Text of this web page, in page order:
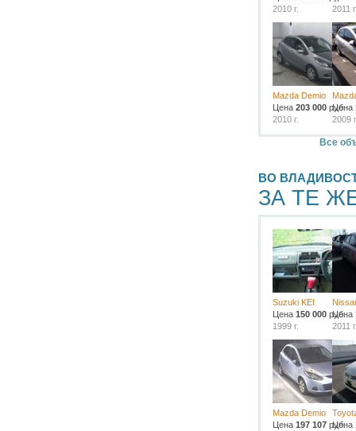
2010 г.
2011
Mazda Demio
Цена 203 000 руб.
2010 г.
Цена
2009
Все
ВО
ЗА ТЕ
Suzuki KEI
Цена 150 000 руб.
1999 г.
Цена
2011
Mazda Demio
Цена 197 107 руб.
Цена